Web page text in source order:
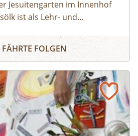
Jesuitengarten im Innenhof
ist als Lehr- und
Heil- und Gewürzkräuter
in Vergessenheit geratene
mit Martha teilnehmen,
bei einer Kinderführung
durch den
2
€ 14,- | Kinder (6-
der Kräuter
FÄHRTE FOLGEN